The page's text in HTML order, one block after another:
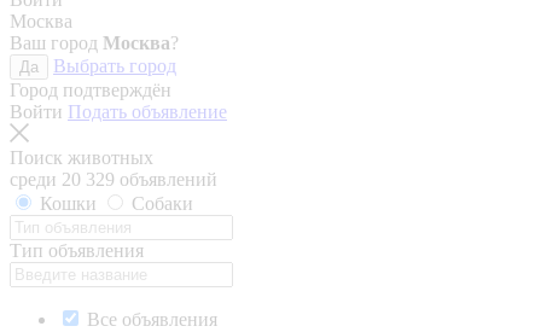
Москва
Ваш город Москва?
Да
Выбрать город
Город подтверждён
Войти Подать объявление
Поиск животных
среди 20 329 объявлений
Кошки
Собаки
Тип объявления
Все объявления